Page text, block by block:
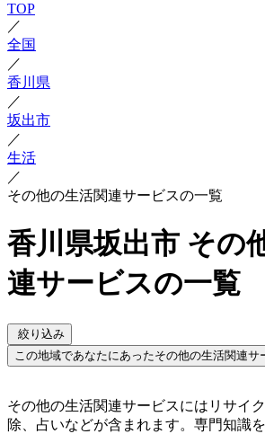
TOP
／
全国
／
香川県
／
坂出市
／
生活
／
その他の生活関連サービスの一覧
香川県坂出市 その
連サービスの一覧
絞り込み
この地域であなたにあったその他の生活関連サ
その他の生活関連サービスにはリサイ
除、占いなどが含まれます。専門知識